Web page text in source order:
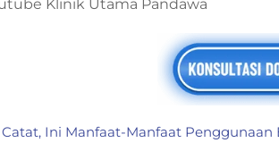
Klinik Utama Pandawa
Catat, Ini Manfaat-Manfaat Penggunaan